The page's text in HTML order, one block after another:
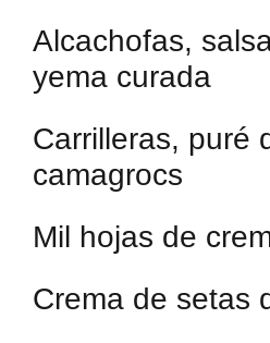
Alcachofas,
yema curada
Carrilleras, puré
camagrocs
Mil hojas de
Crema de setas